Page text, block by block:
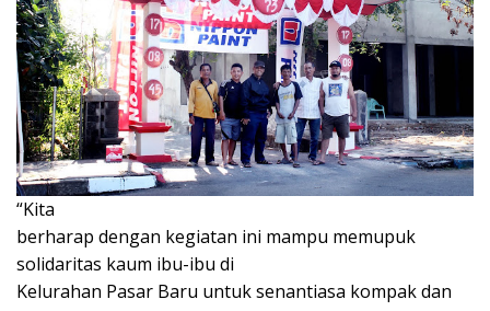
“Kita
berharap dengan kegiatan ini mampu memupuk
solidaritas kaum ibu-ibu di
Kelurahan Pasar Baru untuk senantiasa kompak dan